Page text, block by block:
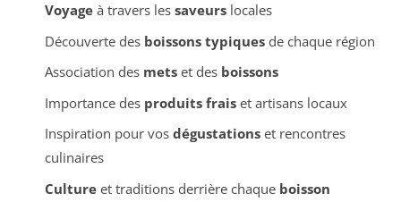
Voyageà travers les saveurslocales
Découverte des boissons typiquesde chaque région
Association des metset des boissons
Importance des produits fraiset artisans locaux
Inspiration pour vos dégustationset rencontres
culinaires
Cultureet traditions derrière chaque boisson